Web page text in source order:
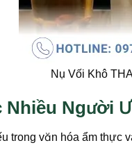
Nụ Vối Khô
Nhiều Người
trong văn hóa ẩm